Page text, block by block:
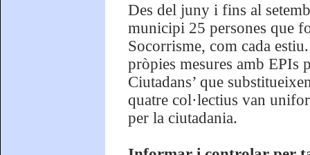
Des del juny i fins al
municipi 25 persones que
Socorrisme, com cada
pròpies mesures amb EPIs
Ciutadans’ que
quatre col·lectius van
per la ciutadania.